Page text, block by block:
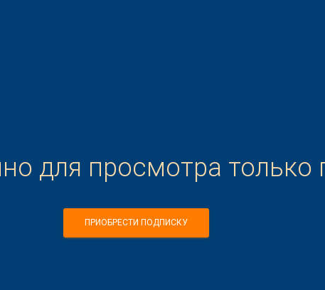
для просмотра только
ПРИОБРЕСТИ ПОДПИСКУ